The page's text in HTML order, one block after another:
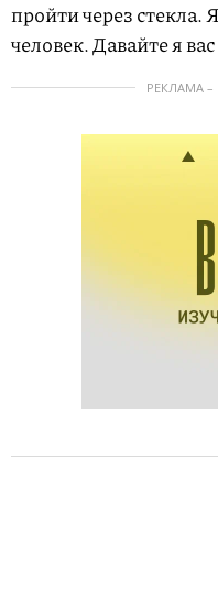
пройти через стекла.
человек. Давайте я
РЕКЛАМА